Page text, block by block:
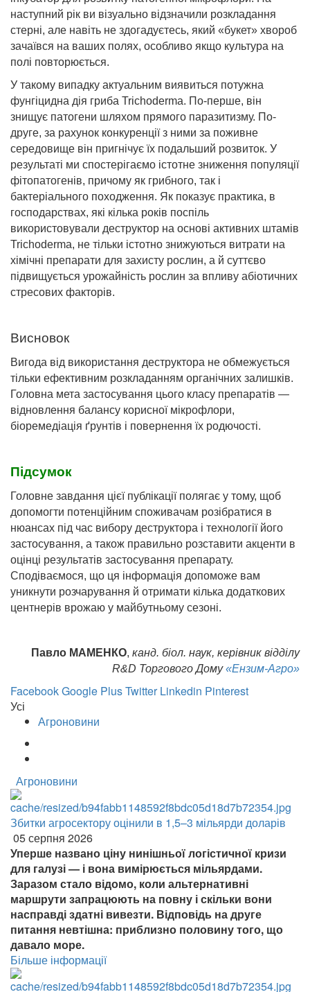
наступний рік ви візуально відзначили розкладання
стерні, але навіть не здогадуєтесь, який «букет» хвороб
зачаївся на ваших полях, особливо якщо культура на
полі повторюється.
У такому випадку актуальним виявиться потужна
фунгіцидна дія гриба Trichoderma. По-перше, він
знищує патогени шляхом прямого паразитизму. По-
друге, за рахунок конкуренції з ними за поживне
середовище він пригнічує їх подальший розвиток. У
результаті ми спостерігаємо істотне зниження популяції
фітопатогенів, причому як грибного, так і
бактеріального походження. Як показує практика, в
господарствах, які кілька років поспіль
використовували деструктор на основі активних штамів
Trichoderma, не тільки істотно знижуються витрати на
хімічні препарати для захисту рослин, а й суттєво
підвищується урожайність рослин за впливу абіотичних
стресових факторів.
Висновок
Вигода від використання деструктора не обмежується
тільки ефективним розкладанням органічних залишків.
Головна мета застосування цього класу препаратів —
відновлення балансу корисної мікрофлори,
біоремедіація ґрунтів і повернення їх родючості.
Підсумок
Головне завдання цієї публікації полягає у тому, щоб
допомогти потенційним споживачам розібратися в
нюансах під час вибору деструктора і технології його
застосування, а також правильно розставити акценти в
оцінці результатів застосування препарату.
Сподіваємося, що ця інформація допоможе вам
уникнути розчарування й отримати кілька додаткових
центнерів врожаю у майбутньому сезоні.
Павло МАМЕНКО, канд. біол. наук, керівник відділу
R&D Торгового Дому«Ензим-Агро»
FacebookGoogle PlusTwitter Linkedin Pinterest
Усі
Агроновини
Агроновини
Збитки агросектору оцінили в 1,5–3 мільярди доларів
05 серпня 2026
Уперше названо ціну нинішньої логістичної кризи
для галузі — і вона вимірюється мільярдами.
Заразом стало відомо, коли альтернативні
маршрути запрацюють на повну і скільки вони
насправді здатні вивезти. Відповідь на друге
питання невтішна: приблизно половину того, що
давало море.
Більше інформації